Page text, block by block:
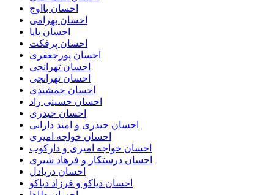
احسان بااوج
احسان بهرامی
احسان پایا
احسان پرفکت
احسان پورجعفری
احسان تهرانجی
احسان تهرانچی
احسان جمشیدی
احسان حسینی راد
احسان حیدری
احسان حیدری و امید دارابی
احسان خواجه امیری
احسان خواجه امیری و دارکوب
احسان درستكار و فرهاد شيرى
احسان دریادل
احسان دیاکو و فرزاد دیاکو